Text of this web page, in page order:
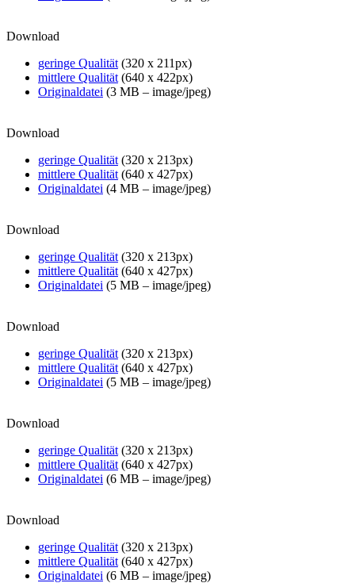
Download
geringe Qualität (320 x 211px)
mittlere Qualität (640 x 422px)
Originaldatei (3 MB – image/jpeg)
Download
geringe Qualität (320 x 213px)
mittlere Qualität (640 x 427px)
Originaldatei (4 MB – image/jpeg)
Download
geringe Qualität (320 x 213px)
mittlere Qualität (640 x 427px)
Originaldatei (5 MB – image/jpeg)
Download
geringe Qualität (320 x 213px)
mittlere Qualität (640 x 427px)
Originaldatei (5 MB – image/jpeg)
Download
geringe Qualität (320 x 213px)
mittlere Qualität (640 x 427px)
Originaldatei (6 MB – image/jpeg)
Download
geringe Qualität (320 x 213px)
mittlere Qualität (640 x 427px)
Originaldatei (6 MB – image/jpeg)